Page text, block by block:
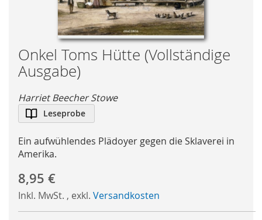
Skip
to
the
of
the
gallery
Onkel Toms Hütte (Vollständige
Ausgabe)
Harriet Beecher Stowe
Leseprobe
Ein aufwühlendes Plädoyer gegen die Sklaverei in
Amerika.
8,95 €
Inkl. MwSt. , exkl. Versandkosten